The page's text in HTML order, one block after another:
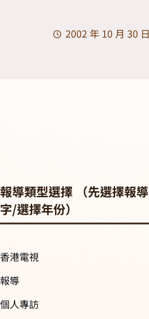
2002 年 10 月 30 日
報導類型選擇 （先選擇報
字/選擇年份）
香港電視
報導
個人專訪